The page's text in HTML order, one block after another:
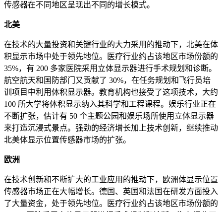
传感器在不同地区呈现出不同的增长模式。
北美
在技​​术的大量投资和关键行业的大力采用的推动下，北美在体
积显示市场中处于领先地位。医疗行业约占该地区市场份额的
35%，有 200 多家医院采用立体显示器进行手术规划和诊断。
航空航天和国防部门又贡献了 30%，在任务规划和飞行员培
训项目中利用体积显示器。教育机构也接受了这项技术，大约
100 所大学将体积显示纳入其科学和工程课程。娱乐行业正在
不断扩张，估计有 50 个主题公园和娱乐场所使用立体显示器
来打造沉浸式景点。强劲的经济增长加上技术创新，继续推动
北美体显示位置传感器市场的扩张。
欧洲
在技​​术创新和不断扩大的工业应用的推动下，欧洲体显示位置
传感器市场正在大幅增长。德国、英国和法国在研发方面投入
了大量资金，处于领先地位。医疗行业约占该地区市场份额的